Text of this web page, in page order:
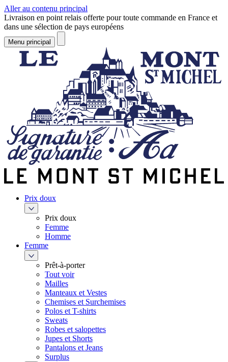
Aller au contenu principal
Livraison en point relais offerte pour toute commande en France et
dans une sélection de pays européens
Menu principal
Prix doux
Prix doux
Femme
Homme
Femme
Prêt-à-porter
Tout voir
Mailles
Manteaux et Vestes
Chemises et Surchemises
Polos et T-shirts
Sweats
Robes et salopettes
Jupes et Shorts
Pantalons et Jeans
Surplus